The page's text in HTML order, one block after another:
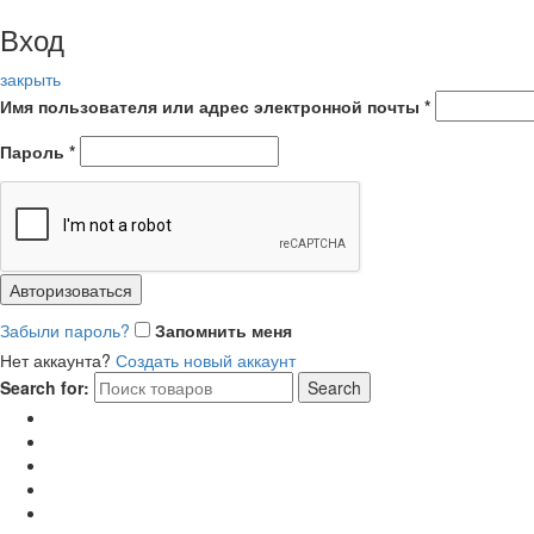
Вход
закрыть
Имя пользователя или адрес электронной почты *
Пароль *
Авторизоваться
Забыли пароль?
Запомнить меня
Нет аккаунта? Создать новый аккаунт
Search for:
Search